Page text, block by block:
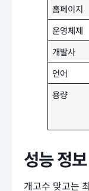
홈페이지
운영체제
개발사
언어
용량
성능 정보
개고수 맞고는